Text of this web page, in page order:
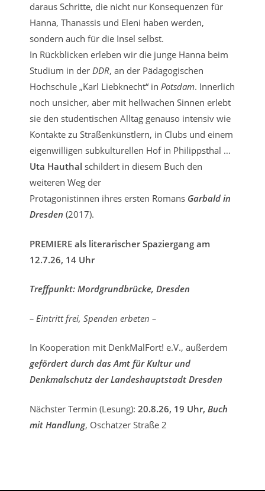
daraus Schritte, die nicht nur Konsequenzen für
Hanna, Thanassis und Eleni haben werden,
sondern auch für die Insel selbst.
In Rückblicken erleben wir die junge Hanna beim
Studium in der DDR, an der Pädagogischen
Hochschule „Karl Liebknecht“ in Potsdam. Innerlich
noch unsicher, aber mit hellwachen Sinnen erlebt
sie den studentischen Alltag genauso intensiv wie
Kontakte zu Straßenkünstlern, in Clubs und einem
eigenwilligen subkulturellen Hof in Philippsthal …
Uta Hauthal schildert in diesem Buch den
weiteren Weg der
Protagonistinnen ihres ersten Romans Garbald in
Dresden (2017).
PREMIERE als literarischer Spaziergang am
12.7.26, 14 Uhr
Treffpunkt: Mordgrundbrücke, Dresden
– Eintritt frei, Spenden erbeten –
In Kooperation mit DenkMalFort! e.V., außerdem
gefördert durch dasAmt für Kultur und
Denkmalschutz der Landeshauptstadt Dresden
Nächster Termin (Lesung): 20.8.26, 19 Uhr, Buch
mit Handlung, Oschatzer Straße 2